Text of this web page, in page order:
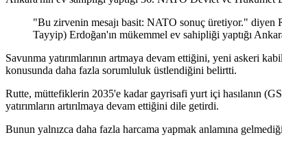
"Bu zirvenin mesajı basit: NATO sonuç üretiyor." diyen
Tayyip) Erdoğan'ın mükemmel ev sahipliği yaptığı
Savunma yatırımlarının artmaya devam ettiğini, yeni askeri
konusunda daha fazla sorumluluk üstlendiğini belirtti.
Rutte, müttefiklerin 2035'e kadar gayrisafi yurt içi hasılanın
yatırımların artırılmaya devam ettiğini dile getirdi.
Bunun yalnızca daha fazla harcama yapmak anlamına